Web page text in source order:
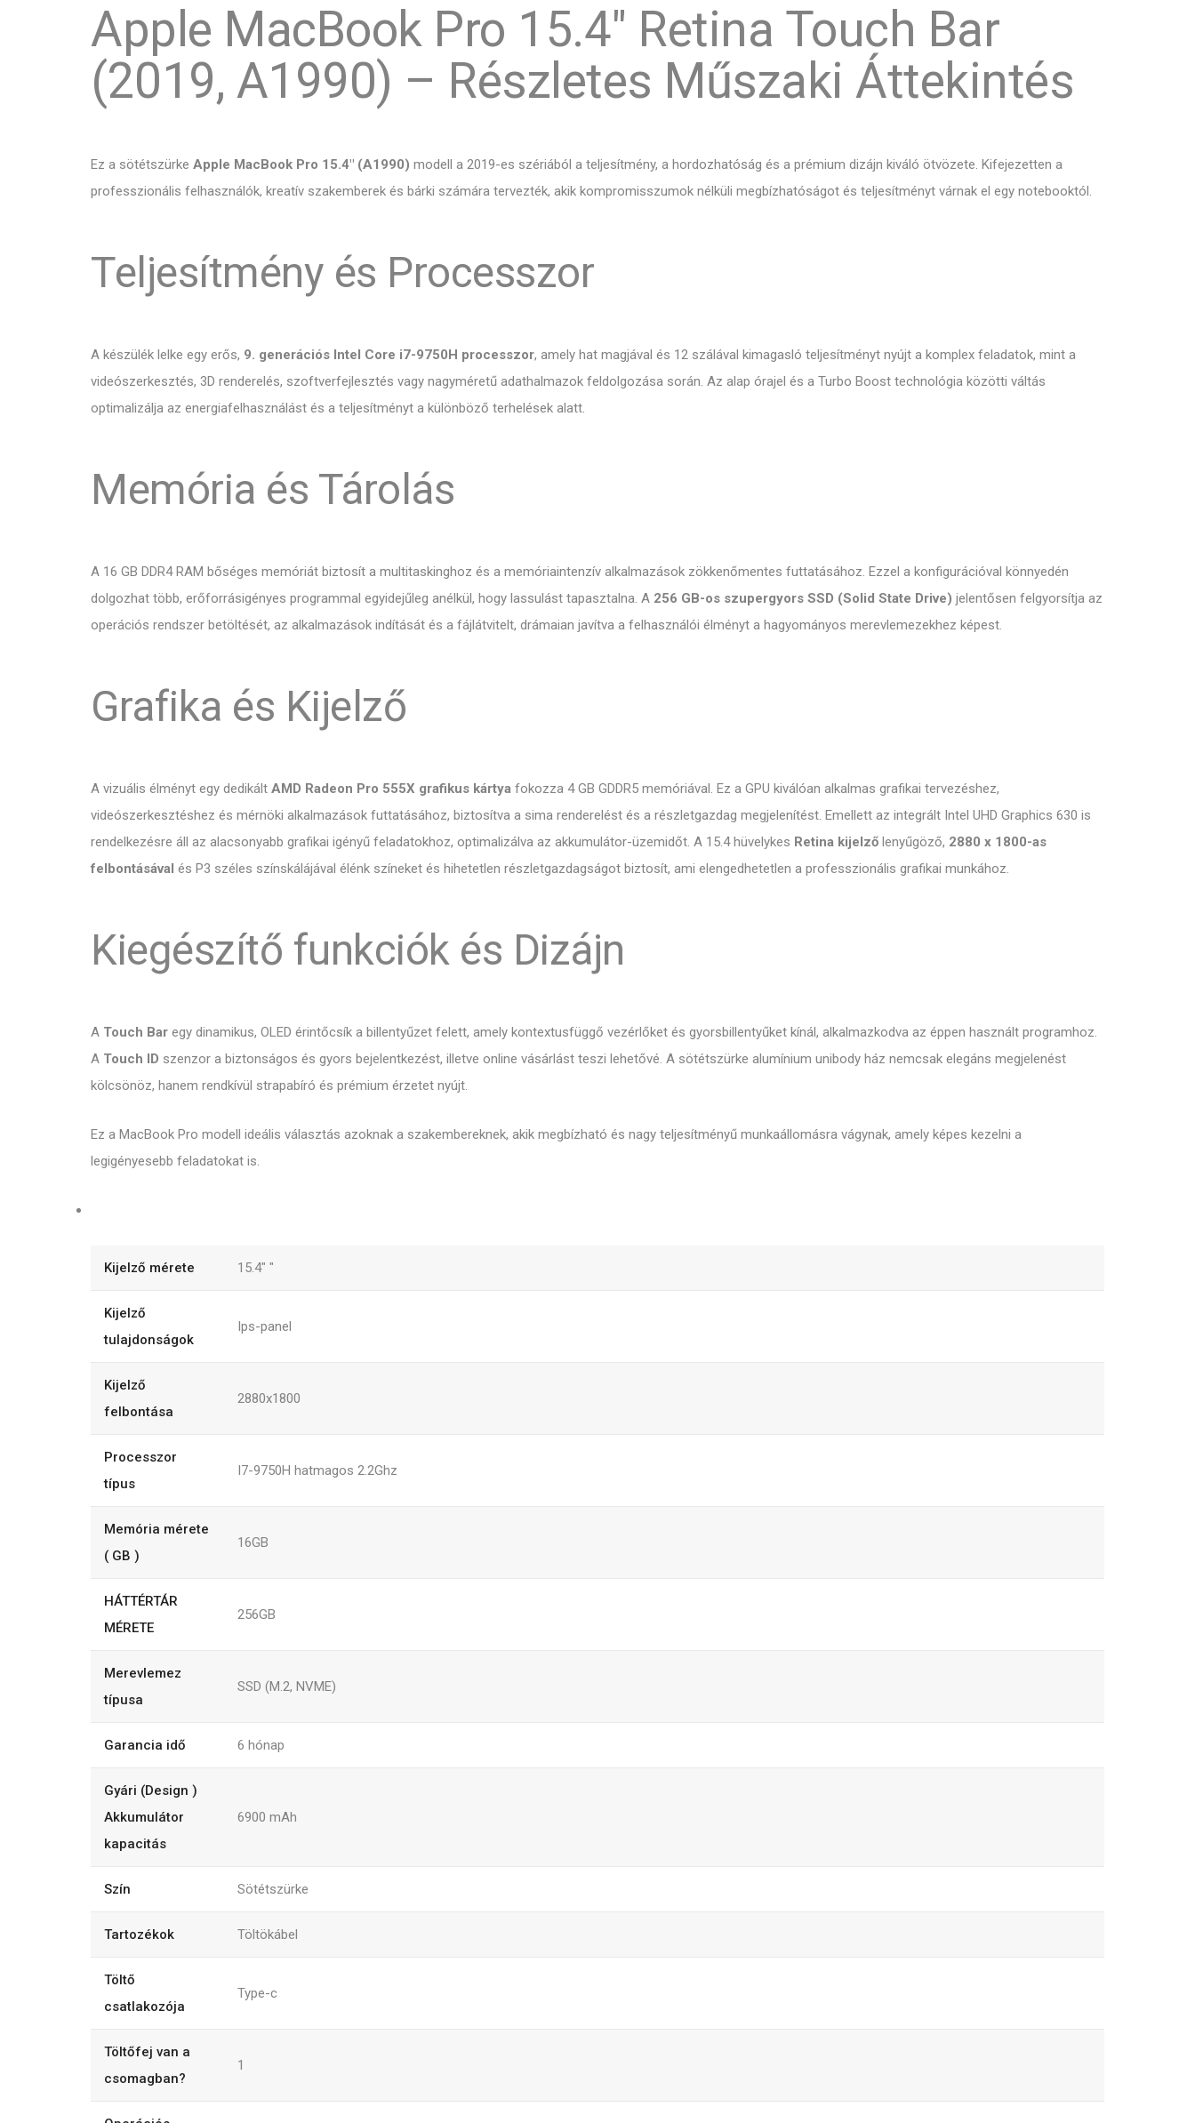
Apple MacBook Pro 15.4" Retina Touch Bar
(2019, A1990) – Részletes Műszaki Áttekintés
Ez a sötétszürke Apple MacBook Pro 15.4" (A1990) modell a 2019-es szériából a teljesítmény, a hordozhatóság és a prémium dizájn kiváló ötvözete. Kifejezetten a
professzionális felhasználók, kreatív szakemberek és bárki számára tervezték, akik kompromisszumok nélküli megbízhatóságot és teljesítményt várnak el egy notebooktól.
Teljesítmény és Processzor
A készülék lelke egy erős, 9. generációs Intel Core i7-9750H processzor, amely hat magjával és 12 szálával kimagasló teljesítményt nyújt a komplex feladatok, mint a
videószerkesztés, 3D renderelés, szoftverfejlesztés vagy nagyméretű adathalmazok feldolgozása során. Az alap órajel és a Turbo Boost technológia közötti váltás
optimalizálja az energiafelhasználást és a teljesítményt a különböző terhelések alatt.
Memória és Tárolás
A 16 GB DDR4 RAM bőséges memóriát biztosít a multitaskinghoz és a memóriaintenzív alkalmazások zökkenőmentes futtatásához. Ezzel a konfigurációval könnyedén
dolgozhat több, erőforrásigényes programmal egyidejűleg anélkül, hogy lassulást tapasztalna. A 256 GB-os szupergyors SSD (Solid State Drive) jelentősen felgyorsítja az
operációs rendszer betöltését, az alkalmazások indítását és a fájlátvitelt, drámaian javítva a felhasználói élményt a hagyományos merevlemezekhez képest.
Grafika és Kijelző
A vizuális élményt egy dedikált AMD Radeon Pro 555X grafikus kártya fokozza 4 GB GDDR5 memóriával. Ez a GPU kiválóan alkalmas grafikai tervezéshez,
videószerkesztéshez és mérnöki alkalmazások futtatásához, biztosítva a sima renderelést és a részletgazdag megjelenítést. Emellett az integrált Intel UHD Graphics 630 is
rendelkezésre áll az alacsonyabb grafikai igényű feladatokhoz, optimalizálva az akkumulátor-üzemidőt. A 15.4 hüvelykes Retina kijelző lenyűgöző, 2880 x 1800-as
felbontásával és P3 széles színskálájával élénk színeket és hihetetlen részletgazdagságot biztosít, ami elengedhetetlen a professzionális grafikai munkához.
Kiegészítő funkciók és Dizájn
A Touch Bar egy dinamikus, OLED érintőcsík a billentyűzet felett, amely kontextusfüggő vezérlőket és gyorsbillentyűket kínál, alkalmazkodva az éppen használt programhoz.
A Touch ID szenzor a biztonságos és gyors bejelentkezést, illetve online vásárlást teszi lehetővé. A sötétszürke alumínium unibody ház nemcsak elegáns megjelenést
kölcsönöz, hanem rendkívül strapabíró és prémium érzetet nyújt.
Ez a MacBook Pro modell ideális választás azoknak a szakembereknek, akik megbízható és nagy teljesítményű munkaállomásra vágynak, amely képes kezelni a
legigényesebb feladatokat is.
Kijelző mérete 15.4" "
Kijelző
tulajdonságok
Ips-panel
Kijelző
felbontása
2880x1800
Processzor
típus
I7-9750H hatmagos 2.2Ghz
Memória mérete
( GB )
16GB
HÁTTÉRTÁR
MÉRETE
256GB
Merevlemez
típusa
SSD (M.2, NVME)
Garancia idő 6 hónap
Gyári (Design )
Akkumulátor
kapacitás
6900 mAh
Szín Sötétszürke
Tartozékok Töltökábel
Töltő
csatlakozója
Type-c
Töltőfej van a
csomagban?
1